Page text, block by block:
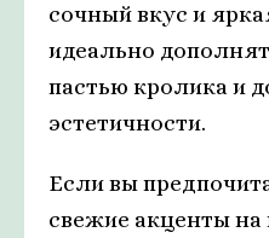
сочный вкус и
идеально
пастью кролика и
эстетичности.
Если вы
свежие акценты на